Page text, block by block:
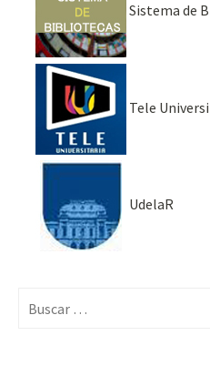
Sistema de
Tele
UdelaR